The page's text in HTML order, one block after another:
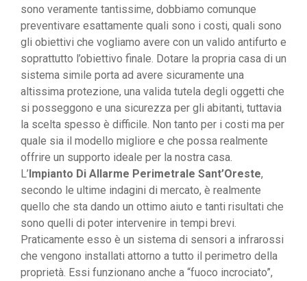
sono veramente tantissime, dobbiamo comunque
preventivare esattamente quali sono i costi, quali sono
gli obiettivi che vogliamo avere con un valido antifurto e
soprattutto l’obiettivo finale. Dotare la propria casa di un
sistema simile porta ad avere sicuramente una
altissima protezione, una valida tutela degli oggetti che
si posseggono e una sicurezza per gli abitanti, tuttavia
la scelta spesso è difficile. Non tanto per i costi ma per
quale sia il modello migliore e che possa realmente
offrire un supporto ideale per la nostra casa.
L’Impianto Di Allarme Perimetrale Sant’Oreste,
secondo le ultime indagini di mercato, è realmente
quello che sta dando un ottimo aiuto e tanti risultati che
sono quelli di poter intervenire in tempi brevi.
Praticamente esso è un sistema di sensori a infrarossi
che vengono installati attorno a tutto il perimetro della
proprietà. Essi funzionano anche a “fuoco incrociato”,